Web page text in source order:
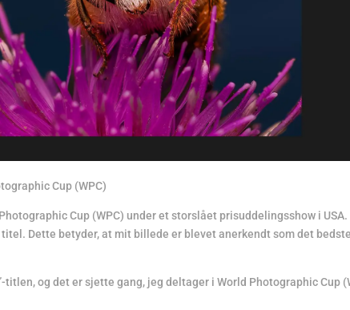
Cup (WPC)
Cup (WPC) under et storslået prisuddelingsshow i USA.
Dette betyder, at mit billede er blevet anerkendt som det bedste
og det er sjette gang, jeg deltager i World Photographic Cup